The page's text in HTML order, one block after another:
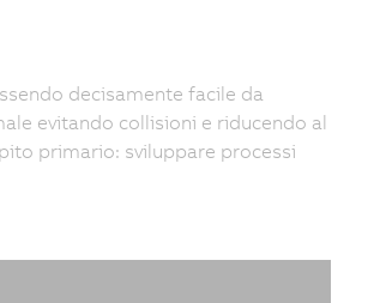
decisamente facile da
evitando collisioni e riducendo al
primario: sviluppare processi